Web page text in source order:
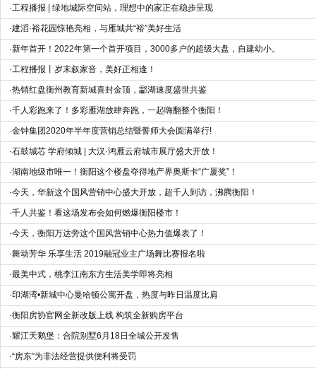
·工程播报 | 绿地城际空间站，理想中的家正在稳步呈现
·建滔·裕花园惊艳亮相，与雁城共“裕”美好生活
·新年首开！2022年第一个首开项目，3000多户的超级大盘，自建幼小。
·工程播报丨岁末叙家音，美好正相逢！
·热销红盘衡州教育新城喜封金顶，酃湖速度盛世共鉴
·千人彩跑来了！多彩雁湖放肆奔跑，一起嗨翻整个衡阳！
·金钟集团2020年半年度营销总结暨誓师大会圆满举行!
·石鼓城芯 学府倾城 | 大汉·鸿雁云府城市展厅盛大开放！
·湖南地级市唯一！衡阳这个楼盘夺得地产界奥斯卡“广厦奖”！
·今天，华新这个国风营销中心盛大开放，超千人到访，沸腾衡阳！
·千人共鉴！看这场发布会如何燃爆衡阳楼市！
·今天，衡阳万达旁这个国风营销中心热力值爆表了！
·舞动芳华 乐享生活 2019融冠业主广场舞比赛报名啦
·最美中式，桃李江南东方生活美学即将亮相
·印湖湾•新城中心曼哈顿公寓开盘，热度与昨日温度比肩
·衡阳房协官网全新改版上线 构筑全新购房平台
·耀江天鹅堡：合院别墅6月18日全城公开发售
·“房东”为非法经营提供便利将受罚